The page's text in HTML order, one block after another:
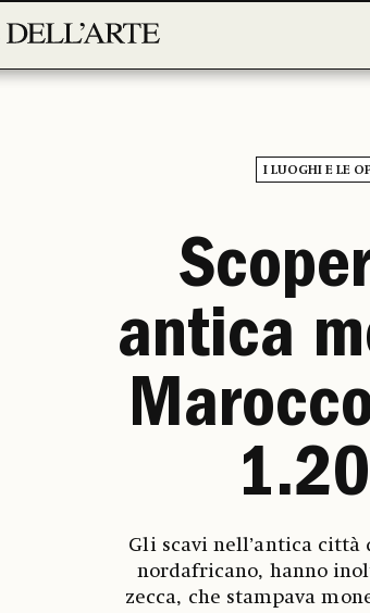
I LUOGHI E LE
antica
Gli scavi nell’antica città
nordafricano, hanno
zecca, che stampava